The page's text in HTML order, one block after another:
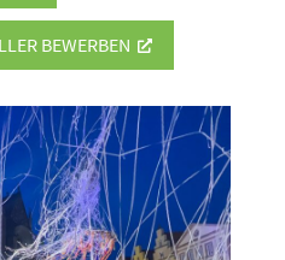
BEWERBEN